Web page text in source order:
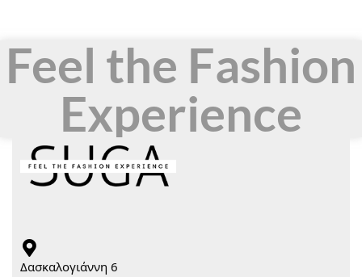
Feel the Fashion
Experience
Δασκαλογιάννη 6